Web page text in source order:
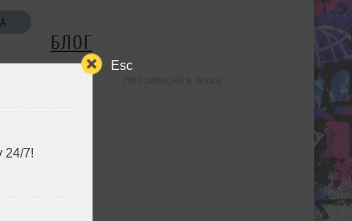
Esc
24/7!
БЛОГ